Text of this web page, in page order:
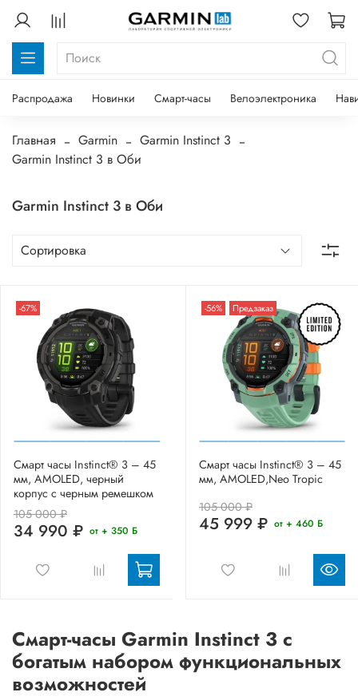
Распродажа Новинки Смарт-часы Велоэлектроника
Главная Garmin
Garmin Instinct 3
Garmin Instinct 3 в Оби
Garmin Instinct 3 в Оби
-67%
Смарт часы Instinct® 3 – 45
мм, AMOLED, черный
корпус с черным ремешком
105 000 ₽
34 990 ₽ от + 350 Б
-56% Предзаказ
Смарт часы Instinct® 3 – 45
мм, AMOLED,Neo Tropic
105 000 ₽
45 999 ₽ от + 460 Б
Смарт-часы Garmin Instinct 3 с
богатым набором функциональных
возможностей